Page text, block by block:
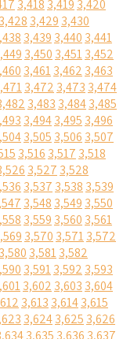
3,418 3,419 3,420
3,428 3,429 3,430
3,439 3,440 3,441
3,450 3,4513,452
3,4613,462 3,463
3,472 3,473 3,474
3,483 3,4843,485
3,4943,495 3,496
3,505 3,506 3,507
3,516 3,517 3,518
3,527 3,528
3,537 3,538 3,539
3,548 3,549 3,550
3,559 3,560 3,561
3,570 3,5713,572
3,580 3,5813,582
3,5913,592 3,593
3,602 3,603 3,604
3,613 3,6143,615
3,6243,625 3,626